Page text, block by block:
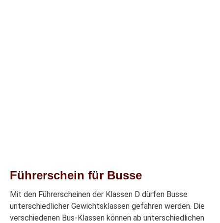
Führerschein für Busse
Mit den Führerscheinen der Klassen D dürfen Busse
unterschiedlicher Gewichtsklassen gefahren werden. Die
verschiedenen Bus-Klassen können ab unterschiedlichen